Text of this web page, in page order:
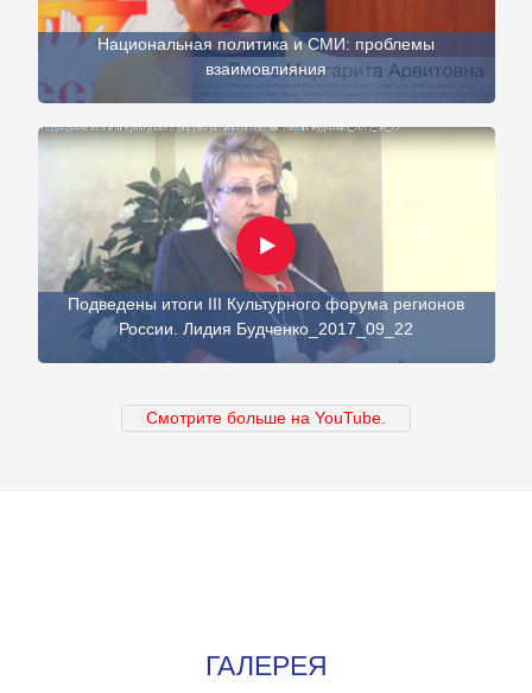
Национальная политика и СМИ: проблемы
взаимовлияния
Подведены итоги III Культурного форума регионов
России. Лидия Будченко_2017_09_22
Смотрите больше на YouTube.
ГАЛЕРЕЯ